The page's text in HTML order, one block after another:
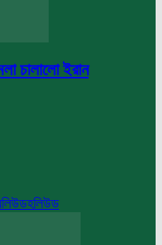
চালালো ইরান
হলিউড